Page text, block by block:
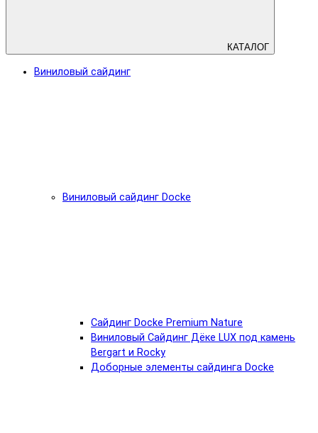
КАТАЛОГ
Виниловый сайдинг
Виниловый сайдинг Docke
Cайдинг Docke Premium Nature
Виниловый Сайдинг Дёке LUX под камень
Bergart и Rocky
Доборные элементы сайдинга Docke